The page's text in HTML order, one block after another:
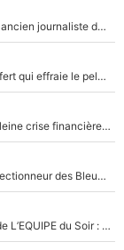
Après le dérapage de Nelson Monfort sur CNews, un ancien journaliste de France Télévisions relance la polémique sur les incendies en Gironde
Paul Seixas chez UAE avec Tadej Pogacar : Le transfert qui effraie le peloton, «c’est la pire des choses qui puisse arriver»
Grégory Lorenzi doit renoncer à cinq signatures en pleine crise financière : L’IA propose sept noms à l’OM pour un mercato réussi... à seulement 5M€ !
«Plus grand, je ferai chauffeur-livreur» : Nouveau sélectionneur des Bleus, Zinédine Zidane s’était imaginé un avenir très différent lorsqu'il était enfant
Johan Micoud en conflit avec un autre chroniqueur de L’EQUIPE du Soir : «Pendant un moment, je ne les ai pas remis ensemble dans l'émission»